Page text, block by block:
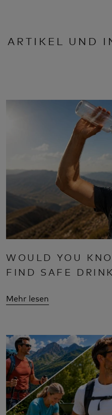
ARTIKEL UND
WOULD YOU
FIND SAFE
Mehr lesen